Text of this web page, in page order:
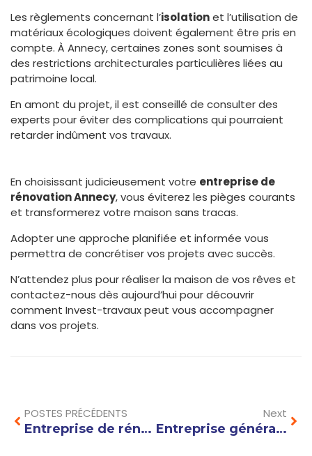
Les règlements concernant l’isolationet l’utilisation de
matériaux écologiques doivent également être pris en
compte. À Annecy, certaines zones sont soumises à
des restrictions architecturales particulières liées au
patrimoine local.
En amont du projet, il est conseillé de consulter des
experts pour éviter des complications qui pourraient
retarder indûment vos travaux.
En choisissant judicieusement votre entreprise de
rénovation Annecy, vous éviterez les pièges courants
et transformerez votre maison sans tracas.
Adopter une approche planifiée et informée vous
permettra de concrétiser vos projets avec succès.
N’attendez plus pour réaliser la maison de vos rêves et
contactez-nous dès aujourd’hui pour découvrir
comment Invest-travaux peut vous accompagner
dans vos projets.
POSTES PRÉCÉDENTS
Entreprise de rénovation Annecy : trouvez les meilleurs artisans pour votre projet
Next
Entreprise générale de rénovation : les étapes clés pour réussir votre projet de rénovation intérieure